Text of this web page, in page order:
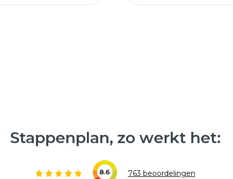
Stappenplan, zo werkt het:
8.6 763 beoordelingen